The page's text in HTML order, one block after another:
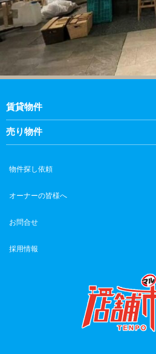
賃貸物件
売り物件
物件探し依頼
オーナーの皆様へ
お問合せ
採用情報